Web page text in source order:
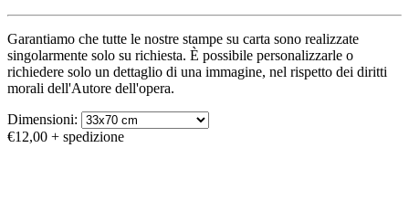
Garantiamo che tutte le nostre stampe su carta sono realizzate
singolarmente solo su richiesta. È possibile personalizzarle o
richiedere solo un dettaglio di una immagine, nel rispetto dei diritti
morali dell'Autore dell'opera.
Dimensioni:
€12,00 + spedizione